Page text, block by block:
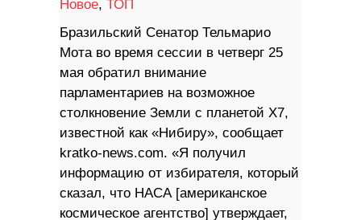
Новое, ТОП
Бразильский Сенатор Тельмарио
Мота во время сессии в четверг 25
мая обратил внимание
парламентариев на возможное
столкновение Земли с планетой X7,
известной как «Нибиру», сообщает
kratko-news.com. «Я получил
информацию от избирателя, который
сказал, что НАСА [американское
космическое агентство] утверждает,